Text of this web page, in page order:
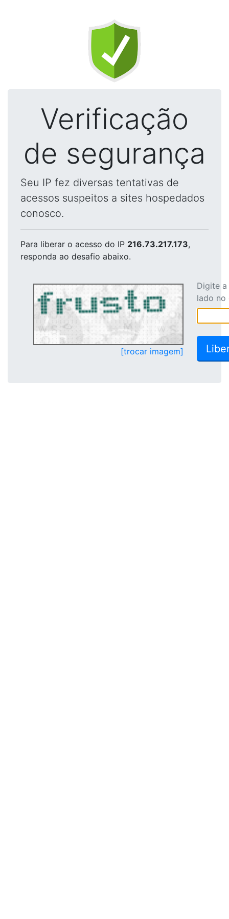
Verificação
de segurança
Seu IP fez diversas tentativas de
acessos suspeitos a sites hospedados
conosco.
Para liberar o acesso do IP 216.73.217.173,
responda ao desafio abaixo.
[trocar imagem]
Digite
lado no